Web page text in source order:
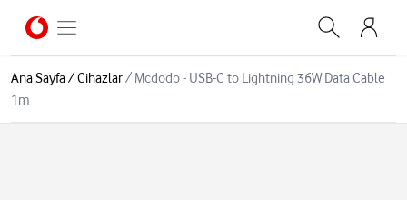
Ana Sayfa/Cihazlar/ Mcdodo - USB-C to Lightning 36W Data Cable
1m